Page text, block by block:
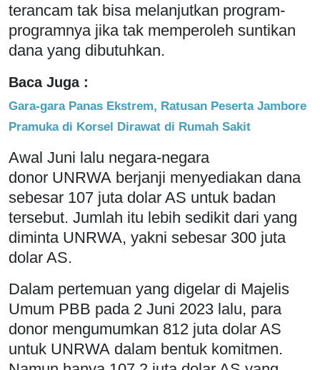
terancam tak bisa melanjutkan program-
programnya jika tak memperoleh suntikan
dana yang dibutuhkan.
Baca Juga :
Gara-gara Panas Ekstrem, Ratusan Peserta Jambore
Pramuka di Korsel Dirawat di Rumah Sakit
Awal Juni lalu negara-negara
donor UNRWA berjanji menyediakan dana
sebesar 107 juta dolar AS untuk badan
tersebut. Jumlah itu lebih sedikit dari yang
diminta UNRWA, yakni sebesar 300 juta
dolar AS.
Dalam pertemuan yang digelar di Majelis
Umum PBB pada 2 Juni 2023 lalu, para
donor mengumumkan 812 juta dolar AS
untuk UNRWA dalam bentuk komitmen.